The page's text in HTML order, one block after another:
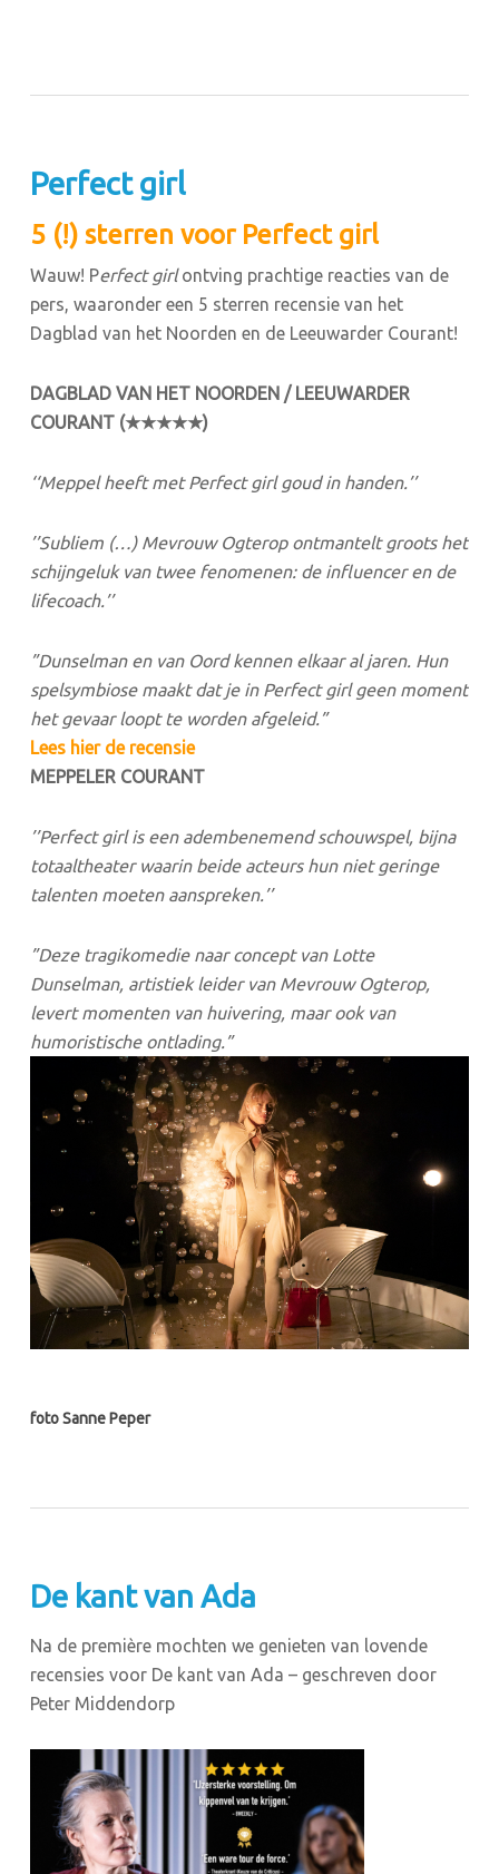
Perfect girl
5 (!) sterren voor Perfect girl
Wauw! Perfect girlontving prachtige reacties van de
pers, waaronder een 5 sterren recensie van het
Dagblad van het Noorden en de Leeuwarder Courant!
DAGBLAD VAN HET NOORDEN / LEEUWARDER
COURANT (★★★★★)
‘‘Meppel heeft met Perfect girl goud in handen.’’
’’Subliem (…) Mevrouw Ogterop ontmantelt groots het
schijngeluk van twee fenomenen: de influencer en de
lifecoach.’’
”Dunselman en van Oord kennen elkaar al jaren. Hun
spelsymbiose maakt dat je in Perfect girl geen moment
het gevaar loopt te worden afgeleid.”
Lees hier de recensie
MEPPELER COURANT
’’Perfect girl is een adembenemend schouwspel, bijna
totaaltheater waarin beide acteurs hun niet geringe
talenten moeten aanspreken.’’
”Deze tragikomedie naar concept van Lotte
Dunselman, artistiek leider van Mevrouw Ogterop,
levert momenten van huivering, maar ook van
humoristische ontlading.”
foto Sanne Peper
De kant van Ada
Na de première mochten we genieten van lovende
recensies voor De kant van Ada – geschreven door
Peter Middendorp